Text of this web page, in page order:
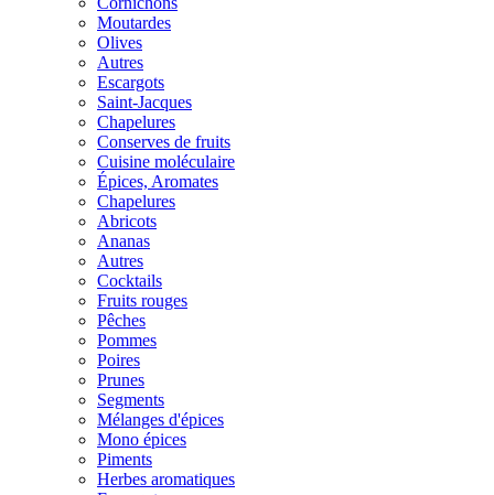
Moutardes
Olives
Autres
Escargots
Saint-Jacques
Chapelures
Conserves de fruits
Cuisine moléculaire
Épices, Aromates
Chapelures
Abricots
Ananas
Autres
Cocktails
Fruits rouges
Pêches
Pommes
Poires
Prunes
Segments
Mélanges d'épices
Mono épices
Piments
Herbes aromatiques